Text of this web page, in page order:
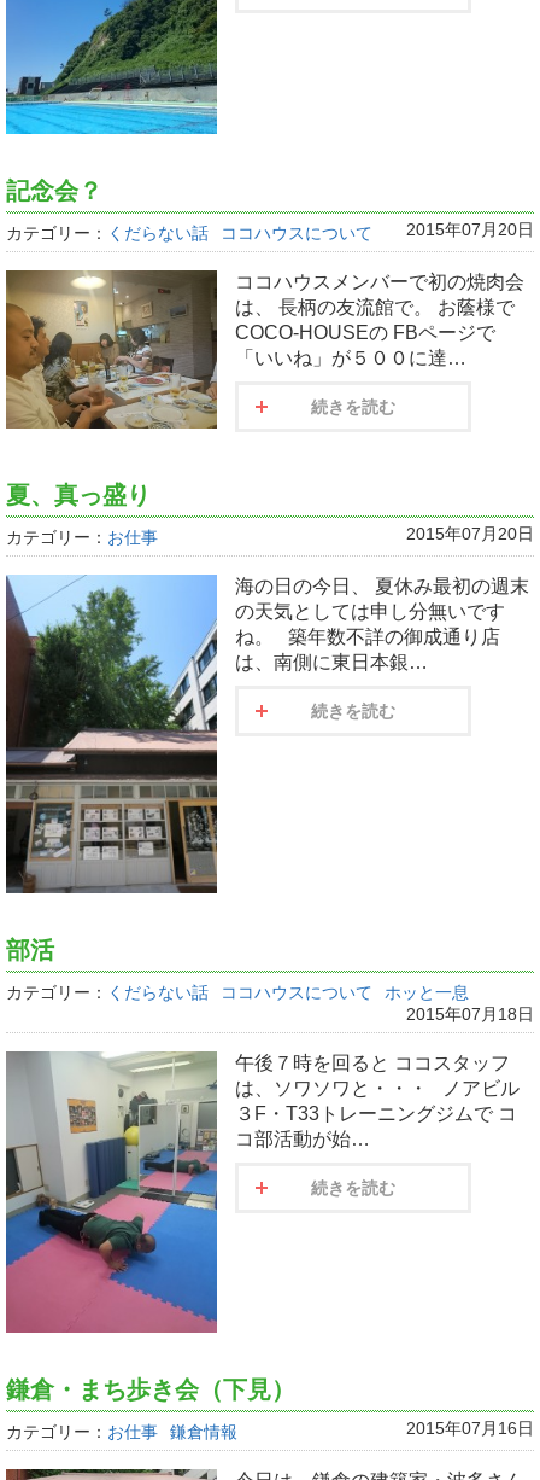
記念会？
カテゴリー： くだらない話 ココハウスについて 2015年07月20日
ココハウスメンバーで初の焼肉会
は、 長柄の友流館で。 お蔭様で
COCO-HOUSEの FBページで
「いいね」が５００に達…
続きを読む
夏、真っ盛り
カテゴリー： お仕事 2015年07月20日
海の日の今日、 夏休み最初の週末
の天気としては申し分無いです
ね。 築年数不詳の御成通り店
は、南側に東日本銀…
続きを読む
部活
カテゴリー： くだらない話 ココハウスについて
ホッと一息
2015年07月18日
午後７時を回ると ココスタッフ
は、ソワソワと・・・ ノアビル
３F・T33トレーニングジムで コ
コ部活動が始…
続きを読む
鎌倉・まち歩き会（下見）
カテゴリー： お仕事 鎌倉情報 2015年07月16日